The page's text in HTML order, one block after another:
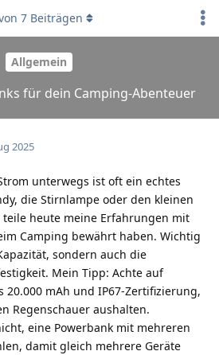
Allgemein
für dein Camping-Abenteuer
7Beiträgen
2025
unterwegs ist oft ein echtes
die Stirnlampe oder den kleinen
teile heute meine Erfahrungen mit
Camping bewährt haben. Wichtig
sondern auch die
Mein Tipp: Achte auf
mAh und IP67-Zertifizierung,
Regenschauer aushalten.
eine Powerbank mit mehreren
damit gleich mehrere Geräte